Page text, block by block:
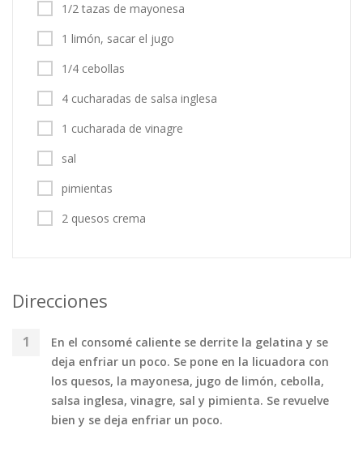
1/2 tazas de mayonesa
1 limón, sacar el jugo
1/4 cebollas
4 cucharadas de salsa inglesa
1 cucharada de vinagre
sal
pimientas
2 quesos crema
Direcciones
En el consomé caliente se derrite la gelatina y se
deja enfriar un poco. Se pone en la licuadora con
los quesos, la mayonesa, jugo de limón, cebolla,
salsa inglesa, vinagre, sal y pimienta. Se revuelve
bien y se deja enfriar un poco.